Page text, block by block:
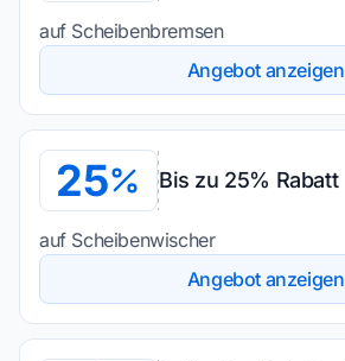
auf Scheibenbremsen
Angebot anzeigen
25 Bis zu 25% Rabatt
auf Scheibenwischer
Angebot anzeigen